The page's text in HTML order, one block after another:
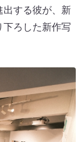
出する彼が、新
下ろした新作写